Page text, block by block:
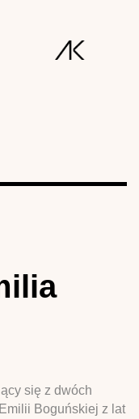
się z dwóch
Boguńskiej z lat